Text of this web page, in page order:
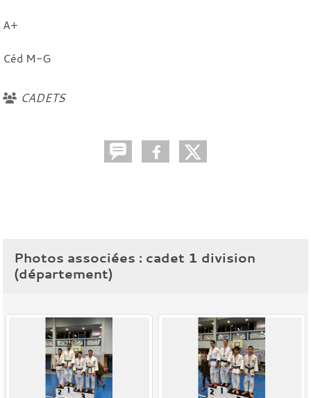
A+
Céd M-G
CADETS
Photos associées : cadet 1 division
(département)